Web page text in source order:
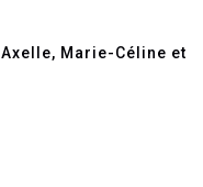
Marie-Céline et